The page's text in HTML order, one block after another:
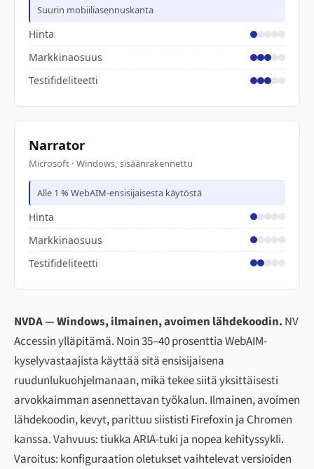
Suurin mobiiliasennuskanta
Hinta
Markkinaosuus
Testifideliteetti
Narrator
Microsoft · Windows, sisäänrakennettu
Alle 1 % WebAIM-ensisijaisesta käytöstä
Hinta
Markkinaosuus
Testifideliteetti
NVDA — Windows, ilmainen, avoimen lähdekoodin. NV
Accessin ylläpitämä. Noin 35–40 prosenttia WebAIM-
kyselyvastaajista käyttää sitä ensisijaisena
ruudunlukuohjelmanaan, mikä tekee siitä yksittäisesti
arvokkaimman asennettavan työkalun. Ilmainen, avoimen
lähdekoodin, kevyt, parittuu siististi Firefoxin ja Chromen
kanssa. Vahvuus: tiukka ARIA-tuki ja nopea kehityssykli.
Varoitus: konfiguraation oletukset vaihtelevat versioiden